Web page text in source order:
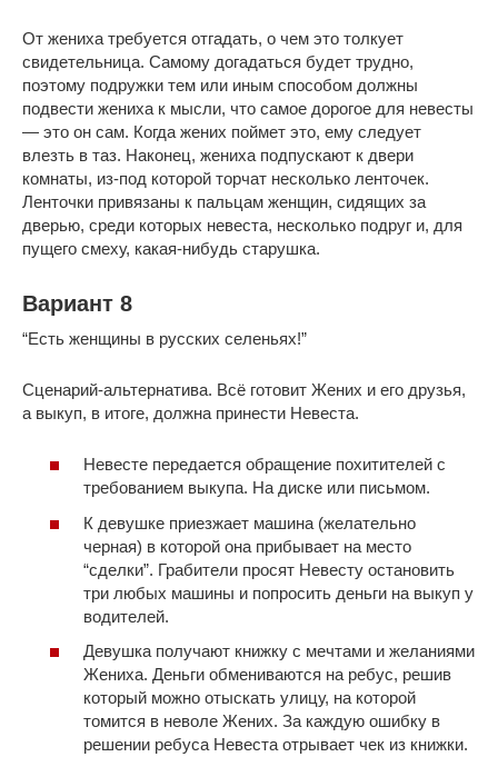
От жениха требуется отгадать, о чем это толкует
свидетельница. Самому догадаться будет трудно,
поэтому подружки тем или иным способом должны
подвести жениха к мысли, что самое дорогое для невесты
— это он сам. Когда жених поймет это, ему следует
влезть в таз. Наконец, жениха подпускают к двери
комнаты, из-под которой торчат несколько ленточек.
Ленточки привязаны к пальцам женщин, сидящих за
дверью, среди которых невеста, несколько подруг и, для
пущего смеху, какая-нибудь старушка.
Вариант 8
“Есть женщины в русских селеньях!”
Сценарий-альтернатива. Всё готовит Жених и его друзья,
а выкуп, в итоге, должна принести Невеста.
Невесте передается обращение похитителей с
требованием выкупа. На диске или письмом.
К девушке приезжает машина (желательно
черная) в которой она прибывает на место
“сделки”. Грабители просят Невесту остановить
три любых машины и попросить деньги на выкуп у
водителей.
Девушка получают книжку с мечтами и желаниями
Жениха. Деньги обмениваются на ребус, решив
который можно отыскать улицу, на которой
томится в неволе Жених. За каждую ошибку в
решении ребуса Невеста отрывает чек из книжки.